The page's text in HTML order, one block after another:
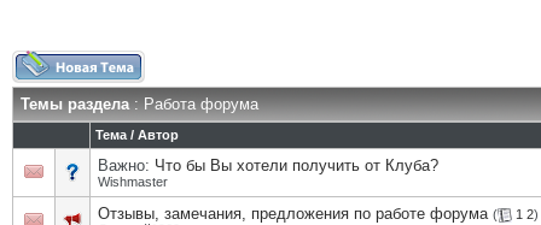
Темы раздела: Работа форума
Тема / Автор
Важно: Что бы Вы хотели получить от Клуба?
Wishmaster
Отзывы, замечания, предложения по работе форума ( 1 2)